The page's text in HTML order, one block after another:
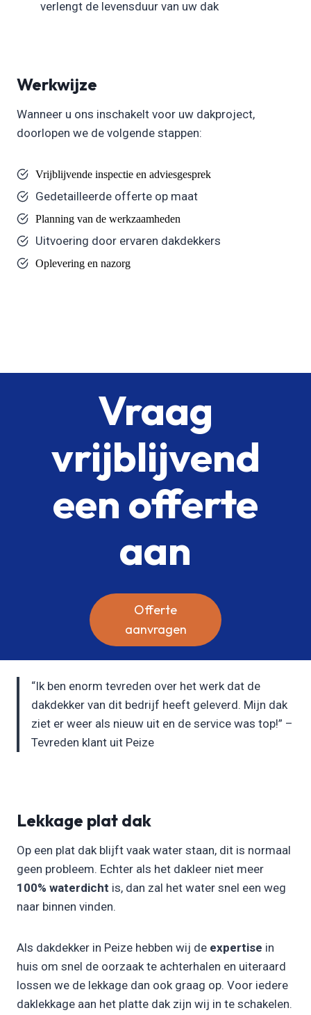
verlengt de levensduur van uw dak
Werkwijze
Wanneer u ons inschakelt voor uw dakproject,
doorlopen we de volgende stappen:
Vrijblijvende inspectie en adviesgesprek
Gedetailleerde offerte op maat
Planning van de werkzaamheden
Uitvoering door ervaren dakdekkers
Oplevering en nazorg
Vraag
vrijblijvend
een offerte
aan
Offerte
aanvragen
“Ik ben enorm tevreden over het werk dat de
dakdekker van dit bedrijf heeft geleverd. Mijn dak
ziet er weer als nieuw uit en de service was top!” –
Tevreden klant uit Peize
Lekkage plat dak
Op een plat dak blijft vaak water staan, dit is normaal
geen probleem. Echter als het dakleer niet meer
100% waterdicht is, dan zal het water snel een weg
naar binnen vinden.
Als dakdekker in Peize hebben wij de expertise in
huis om snel de oorzaak te achterhalen en uiteraard
lossen we de lekkage dan ook graag op. Voor iedere
daklekkage aan het platte dak zijn wij in te schakelen.